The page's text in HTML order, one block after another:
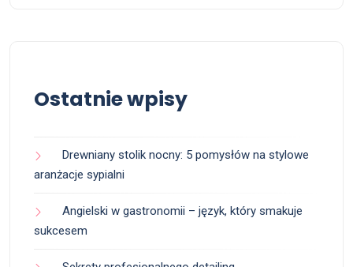
Ostatnie wpisy
Drewniany stolik nocny: 5 pomysłów na stylowe
aranżacje sypialni
Angielski w gastronomii – język, który smakuje
sukcesem